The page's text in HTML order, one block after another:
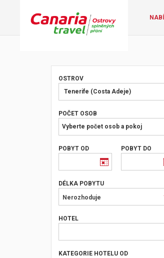
OSTROV
Vyberte
ostrov
nebo
oblast
Tenerife (Costa Adeje)
POČET OSOB
Vyberte počet osob a pokoj
POBYT OD POBYT DO
DÉLKA POBYTU
Nerozhoduje
HOTEL
KATEGORIE HOTELU OD